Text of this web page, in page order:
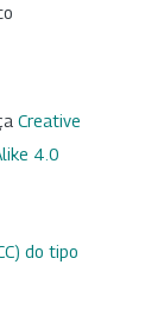
Creative
4.0
do tipo